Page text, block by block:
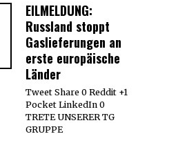
EILMELDUNG:
Russland stoppt
Gaslieferungen an
erste europäische
Länder
Tweet Share 0 Reddit +1
Pocket LinkedIn 0
TRETE UNSERER TG
GRUPPE